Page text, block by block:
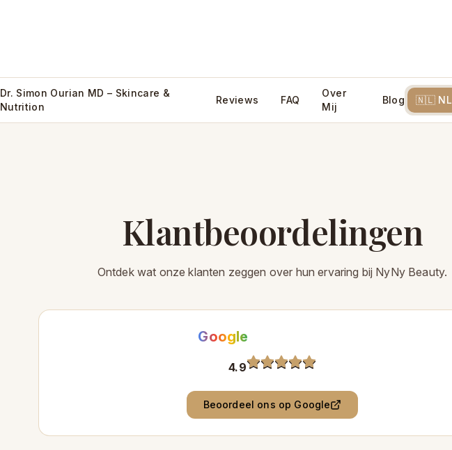
Dr. Simon Ourian MD – Skincare &
Nutrition
Reviews FAQ
Over
Mij
Blog 🇳🇱 NL
Klantbeoordelingen
Ontdek wat onze klanten zeggen over hun ervaring bij NyNy Beauty.
Google
4.9
Beoordeel ons op Google